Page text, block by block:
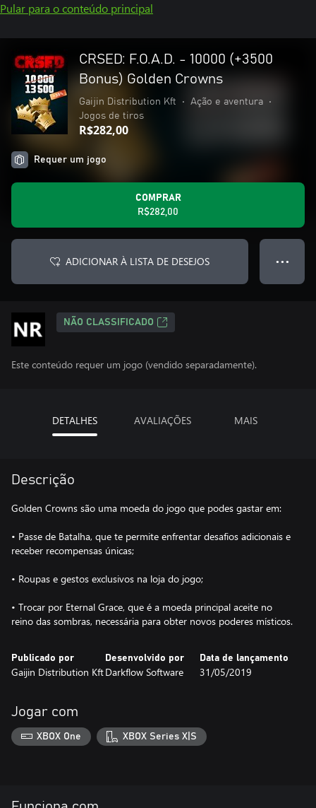
Pular para o conteúdo principal
CRSED: F.O.A.D. - 10000 (+3500
Bonus) Golden Crowns
Gaijin Distribution Kft • Ação e aventura
•
Jogos de tiros
R$282,00
Requer um jogo
COMPRAR
R$282,00
ADICIONAR À LISTA DE DESEJOS ● ● ●
NÃO CLASSIFICADO
Este conteúdo requer um jogo (vendido separadamente).
DETALHES AVALIAÇÕES MAIS
Descrição
Golden Crowns são uma moeda do jogo que podes gastar em:
• Passe de Batalha, que te permite enfrentar desafios adicionais e
receber recompensas únicas;
• Roupas e gestos exclusivos na loja do jogo;
• Trocar por Eternal Grace, que é a moeda principal aceite no
reino das sombras, necessária para obter novos poderes místicos.
Publicado por
Gaijin Distribution Kft
Desenvolvido por
Darkflow Software
Data de lançamento
31/05/2019
Jogar com
XBOX One XBOX Series X|S